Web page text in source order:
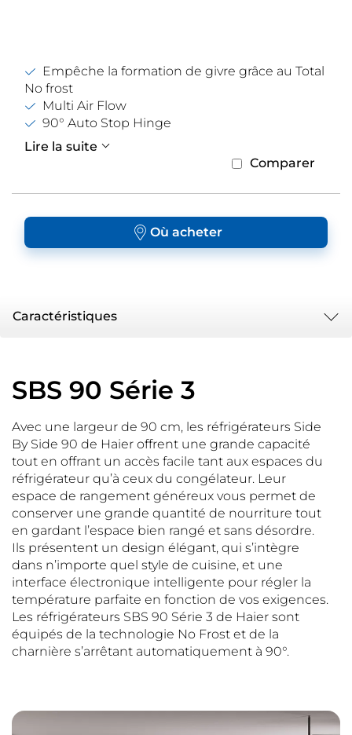
Empêche la formation de givre grâce au Total
No frost
Multi Air Flow
90° Auto Stop Hinge
Lire la suite
Comparer
Où acheter
Caractéristiques
SBS 90 Série 3
Avec une largeur de 90 cm, les réfrigérateurs Side
By Side 90 de Haier offrent une grande capacité
tout en offrant un accès facile tant aux espaces du
réfrigérateur qu’à ceux du congélateur. Leur
espace de rangement généreux vous permet de
conserver une grande quantité de nourriture tout
en gardant l’espace bien rangé et sans désordre.
Ils présentent un design élégant, qui s’intègre
dans n’importe quel style de cuisine, et une
interface électronique intelligente pour régler la
température parfaite en fonction de vos exigences.
Les réfrigérateurs SBS 90 Série 3 de Haier sont
équipés de la technologie No Frost et de la
charnière s’arrêtant automatiquement à 90°.